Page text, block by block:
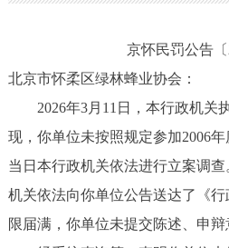
京怀民罚公告〔
北京市怀柔区绿林蜂业协会：
2026年3月11日，本行政机关
现，你单位未按照规定参加2006年
当日本行政机关依法进行立案调查
机关依法向你单位公告送达了《
限届满，你单位未提交陈述、申辩